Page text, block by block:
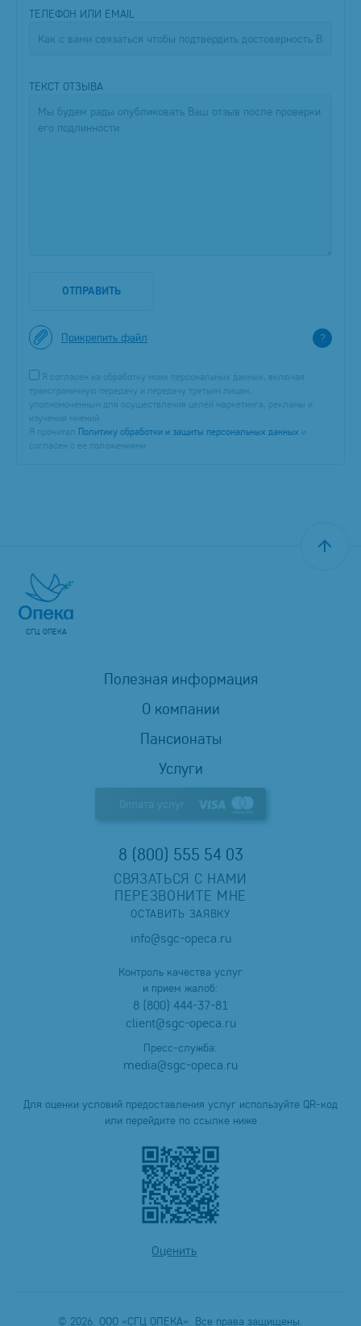
ТЕЛЕФОН ИЛИ EMAIL
ТЕКСТ ОТЗЫВА
ОТПРАВИТЬ
Прикрепить файл ?
Я согласен на обработку моих персональных данных, включая
трансграничную передачу и передачу третьим лицам,
уполномоченным для осуществления целей маркетинга, рекламы и
изучения мнений.
Я прочитал Политику обработки и защиты персональных данных и
согласен с ее положениями
СГЦ ОПЕКА
Пансионаты
Услуги
Полезная информация
О компании
Оплата услуг
8 (800) 555 54 03
СВЯЗАТЬСЯ С НАМИ
ПЕРЕЗВОНИТЕ МНЕ
ОСТАВИТЬ ЗАЯВКУ
info@sgc-opeca.ru
Контроль качества услуг
и прием жалоб:
8 (800) 444-37-81
client@sgc-opeca.ru
Пресс-служба:
media@sgc-opeca.ru
Для оценки условий предоставления услуг используйте QR-код
или перейдите по ссылке ниже
Оценить
© 2026. ООО «СГЦ ОПЕКА». Все права защищены.